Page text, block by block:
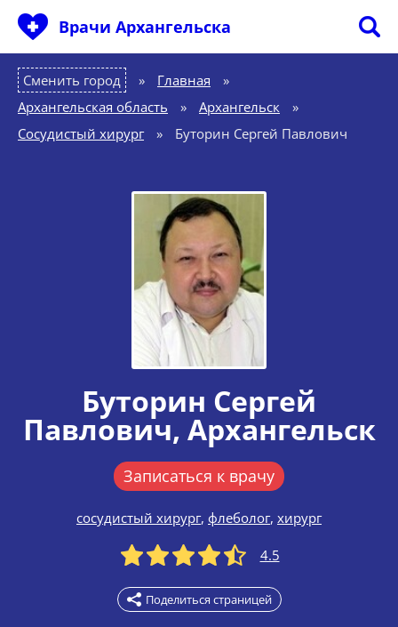
Врачи Архангельска
Сменить город Главная
»
Архангельская область
» Архангельск
»
Сосудистый хирург
» Буторин Сергей Павлович
Буторин Сергей
Павлович, Архангельск
Записаться к врачу
сосудистый хирург, флеболог, хирург
4.5
Поделиться страницей